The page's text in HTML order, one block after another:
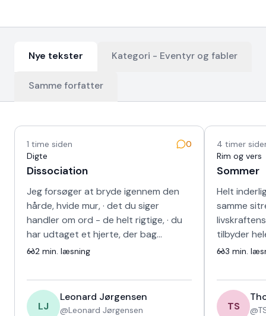
Nye tekster Kategori - Eventyr og fabler
Samme forfatter
1 time siden
0
Digte
Dissociation
Jeg forsøger at bryde igennem den
hårde, hvide mur, · det du siger
handler om ord - de helt rigtige, · du
har udtaget et hjerte, der bag
skinnet, · kunne ikke længere banke i
2 min. læsning
LJ
Leonard Jørgensen
@Leonard Jørgensen
4 timer
Rim og vers
Sommer
Helt
samme
tilbyder
sang for
3 min.
TS @